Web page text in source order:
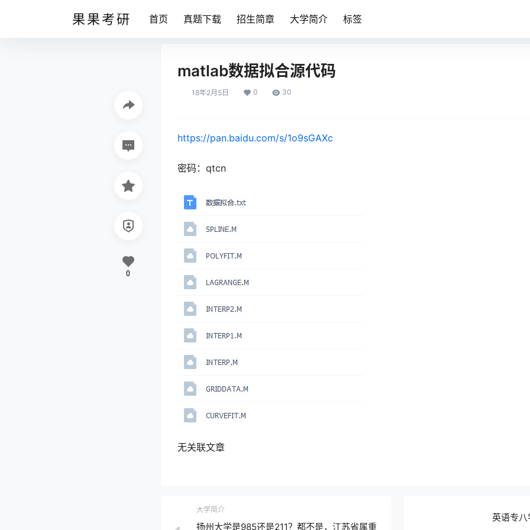
果果考研 首页 真题下载 招生简章 大学简介 标签
matlab数据拟合源代码
18年2月5日 0 30
https://pan.baidu.com/s/1o9sGAXc
密码：qtcn
无关联文章
0
大学简介
扬州大学是985还是211？都不是，江苏省属重
英语专